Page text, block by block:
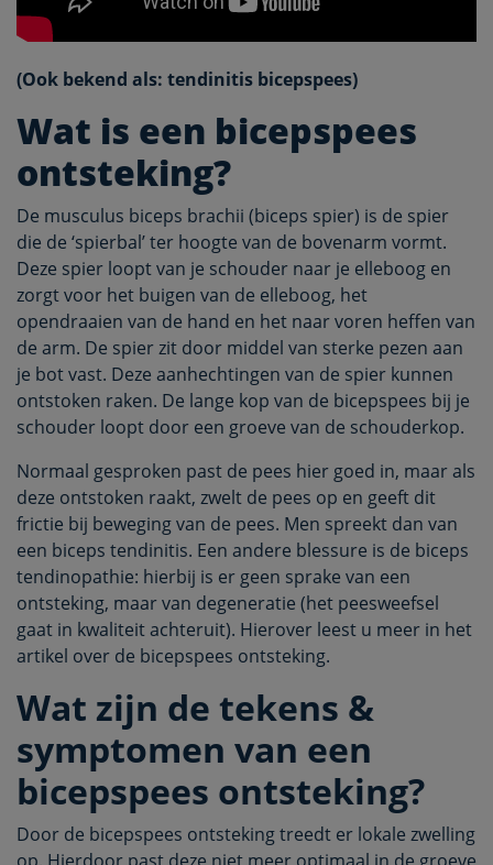
(Ook bekend als: tendinitis bicepspees)
Wat is een bicepspees
ontsteking?
De musculus biceps brachii (biceps spier) is de spier
die de ‘spierbal’ ter hoogte van de bovenarm vormt.
Deze spier loopt van je schouder naar je elleboog en
zorgt voor het buigen van de elleboog, het
opendraaien van de hand en het naar voren heffen van
de arm. De spier zit door middel van sterke pezen aan
je bot vast. Deze aanhechtingen van de spier kunnen
ontstoken raken. De lange kop van de bicepspees bij je
schouder loopt door een groeve van de schouderkop.
Normaal gesproken past de pees hier goed in, maar als
deze ontstoken raakt, zwelt de pees op en geeft dit
frictie bij beweging van de pees. Men spreekt dan van
een biceps tendinitis. Een andere blessure is de biceps
tendinopathie: hierbij is er geen sprake van een
ontsteking, maar van degeneratie (het peesweefsel
gaat in kwaliteit achteruit). Hierover leest u meer in het
artikel over de bicepspees ontsteking.
Wat zijn de tekens &
symptomen van een
bicepspees ontsteking?
Door de bicepspees ontsteking treedt er lokale zwelling
op. Hierdoor past deze niet meer optimaal in de groeve